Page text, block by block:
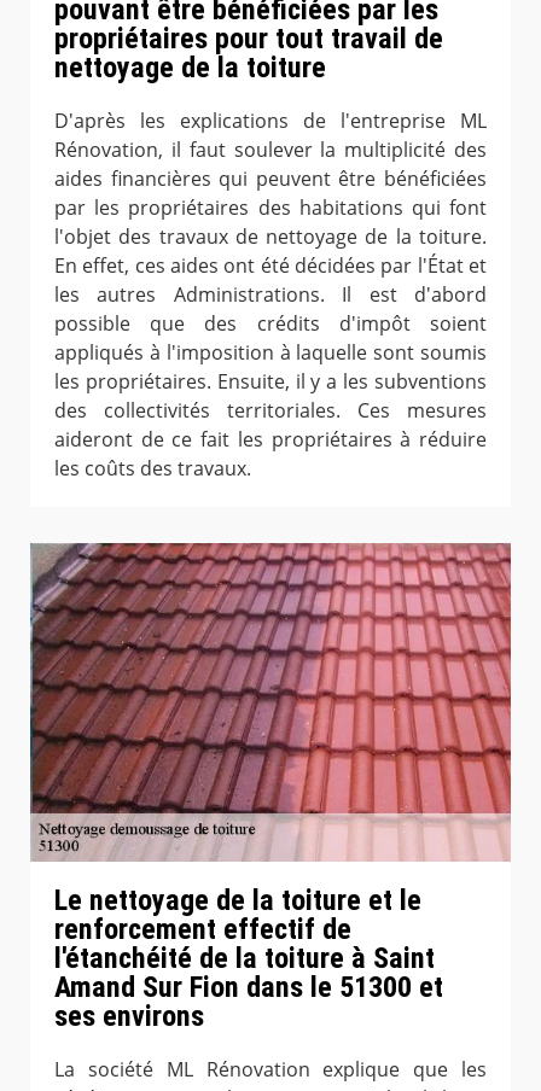
pouvant être bénéficiées par les
propriétaires pour tout travail de
nettoyage de la toiture
D'après les explications de l'entreprise ML
Rénovation, il faut soulever la multiplicité des
aides financières qui peuvent être bénéficiées
par les propriétaires des habitations qui font
l'objet des travaux de nettoyage de la toiture.
En effet, ces aides ont été décidées par l'État et
les autres Administrations. Il est d'abord
possible que des crédits d'impôt soient
appliqués à l'imposition à laquelle sont soumis
les propriétaires. Ensuite, il y a les subventions
des collectivités territoriales. Ces mesures
aideront de ce fait les propriétaires à réduire
les coûts des travaux.
Le nettoyage de la toiture et le
renforcement effectif de
l'étanchéité de la toiture à Saint
Amand Sur Fion dans le 51300 et
ses environs
La société ML Rénovation explique que les